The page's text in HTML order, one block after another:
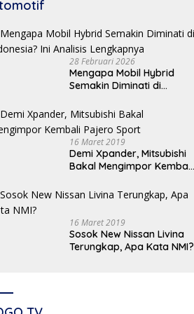
28 Februari 2026
Mengapa Mobil Hybrid
Semakin Diminati di
Lengkapnya
16 Maret 2019
Demi Xpander, Mitsubishi
Bakal Mengimpor Kembali
16 Maret 2019
Sosok New Nissan Livina
Terungkap, Apa Kata NMI?